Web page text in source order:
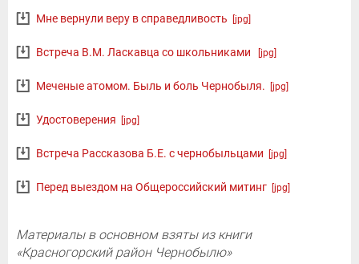
Мне вернули веру в справедливость [jpg]
Встреча В.М. Ласкавца со школьниками [jpg]
Меченые атомом. Быль и боль Чернобыля. [jpg]
Удостоверения [jpg]
Встреча Рассказова Б.Е. с чернобыльцами [jpg]
Перед выездом на Общероссийский митинг [jpg]
Материалы в основном взяты из книги
«Красногорский район Чернобылю»